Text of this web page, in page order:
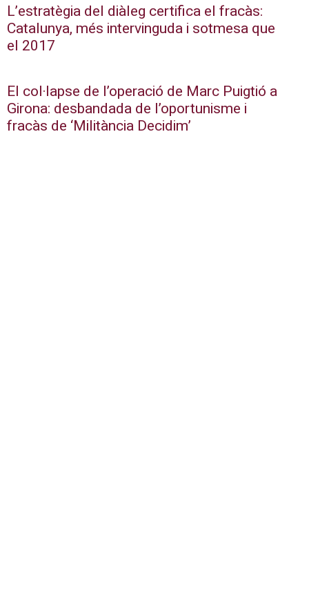
L’estratègia del diàleg certifica el fracàs:
Catalunya, més intervinguda i sotmesa que
el 2017
El col·lapse de l’operació de Marc Puigtió a
Girona: desbandada de l’oportunisme i
fracàs de ‘Militància Decidim’